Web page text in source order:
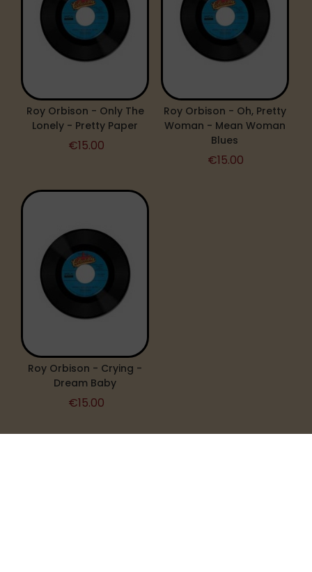
Roy Orbison - Only The
Lonely - Pretty Paper
€15.00
Roy Orbison - Oh, Pretty
Woman - Mean Woman
Blues
€15.00
Roy Orbison - Crying -
Dream Baby
€15.00